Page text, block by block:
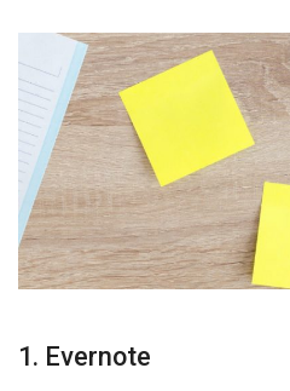
1. Evernote